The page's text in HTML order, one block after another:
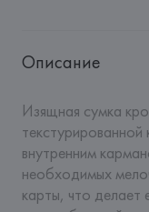
Описание
Изящная сумка
внутренним
необходимых
карты, что